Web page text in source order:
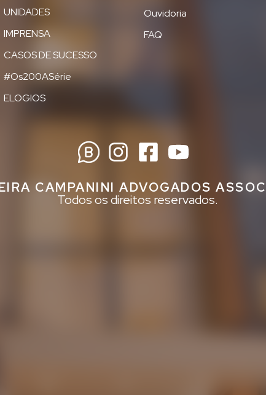
UNIDADES
IMPRENSA
CASOS DE SUCESSO
#Os200ASérie
ELOGIOS
Ouvidoria
FAQ
CAMPANINI ADVOGADOS
Todos os direitos reservados.